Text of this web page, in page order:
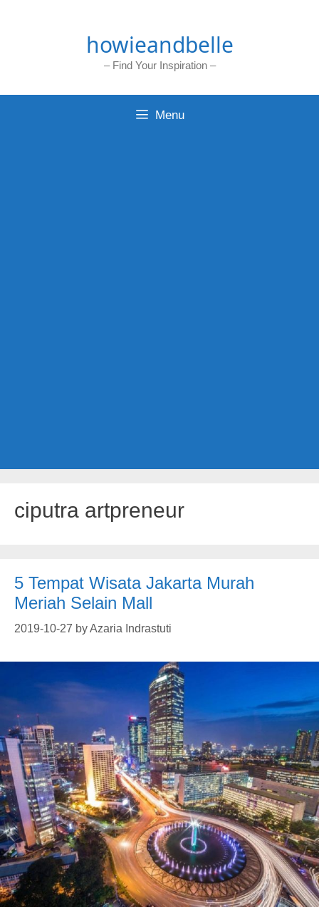
howieandbelle
– Find Your Inspiration –
Menu
ciputra artpreneur
5 Tempat Wisata Jakarta Murah
Meriah Selain Mall
2019-10-27 byAzaria Indrastuti